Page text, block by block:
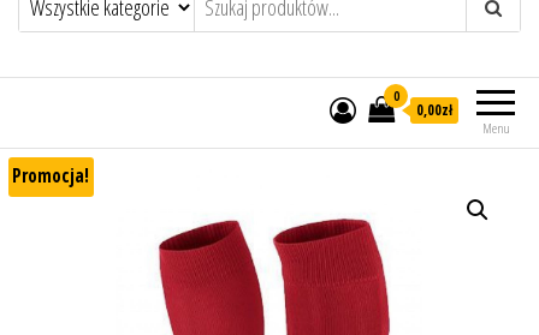
Menu
0
0,00zł
Promocja!